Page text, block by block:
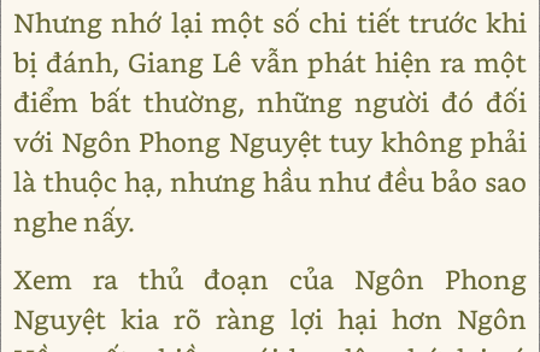
Nhưng nhớ lại một số chi tiết trước khi
bị đánh, Giang Lê vẫn phát hiện ra một
điểm bất thường, những người đó đối
với Ngôn Phong Nguyệt tuy không phải
là thuộc hạ, nhưng hầu như đều bảo sao
nghe nấy.
Xem ra thủ đoạn của Ngôn Phong
Nguyệt kia rõ ràng lợi hại hơn Ngôn